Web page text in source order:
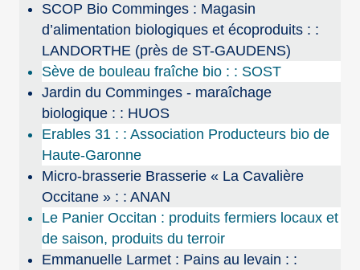
SCOP Bio Comminges : Magasin
d’alimentation biologiques et écoproduits : :
LANDORTHE (près de ST-GAUDENS)
Sève de bouleau fraîche bio : : SOST
Jardin du Comminges - maraîchage
biologique : : HUOS
Erables 31 : : Association Producteurs bio de
Haute-Garonne
Micro-brasserie Brasserie « La Cavalière
Occitane » : : ANAN
Le Panier Occitan : produits fermiers locaux et
de saison, produits du terroir
Emmanuelle Larmet : Pains au levain : :